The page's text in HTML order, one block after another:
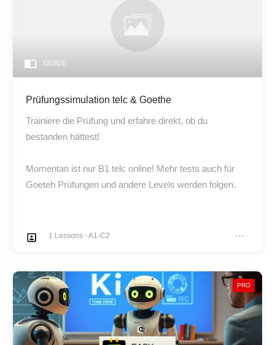
GUIDE
Prüfungssimulation telc & Goethe
Trainiere die Prüfung und erfahre direkt, ob du
bestanden hättest!
Momentan ist nur B1 telc online! Mehr tests auch für
Goeteh Prüfungen und andere Levels werden folgen.
1 Lessons -A1-C2
PRO